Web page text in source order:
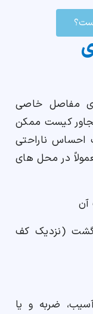
مفاصل خاصی
کیست ممکن
احساس ناراحتی
در محل های
(نزدیک کف
ضربه و یا